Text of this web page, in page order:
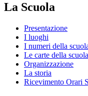
La Scuola
Presentazione
I luoghi
I numeri della
Le carte della scuola
Organizzazione
La storia
Ricevimento Orari